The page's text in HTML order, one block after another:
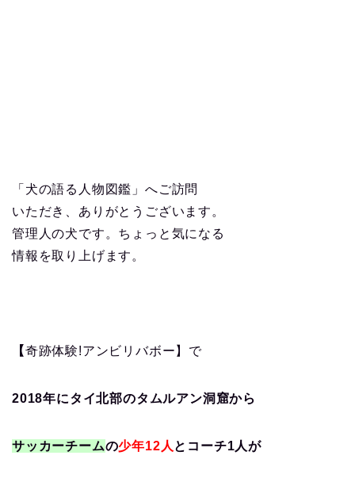
「犬の語る人物図鑑」へご訪問
いただき、ありがとうございます。
管理人の犬です。ちょっと気になる
情報を取り上げます。
【奇跡体験!アンビリバボー】で
2018年にタイ北部のタムルアン洞窟から
サッカーチームの少年12​人 とコーチ1人が